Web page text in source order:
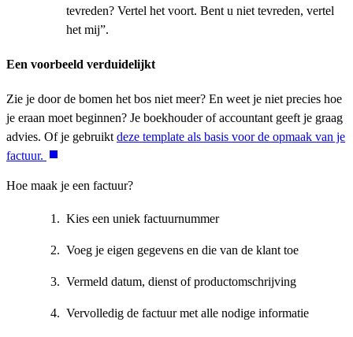
tevreden? Vertel het voort. Bent u niet tevreden, vertel
het mij”.
Een voorbeeld verduidelijkt
Zie je door de bomen het bos niet meer? En weet je niet precies hoe
je eraan moet beginnen? Je boekhouder of accountant geeft je graag
advies. Of je gebruikt deze template als basis voor de opmaak van je
factuur.
Hoe maak je een factuur?
Kies een uniek factuurnummer
Voeg je eigen gegevens en die van de klant toe
Vermeld datum, dienst of productomschrijving
Vervolledig de factuur met alle nodige informatie